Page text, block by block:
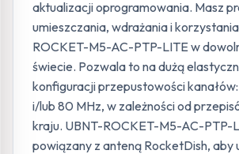
aktualizacji oprogramowania. Masz
umieszczania, wdrażania i
ROCKET-M5-AC-PTP-LITE w
świecie. Pozwala to na dużą
konfiguracji przepustowości
i/lub 80 MHz, w zależności od
kraju. UBNT-ROCKET-M5-AC-PTP-
powiązany z anteną RocketDish, aby